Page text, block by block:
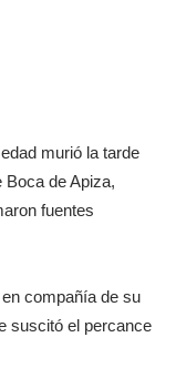
murió la tarde
Boca de Apiza,
fuentes
compañía de su
suscitó el percance